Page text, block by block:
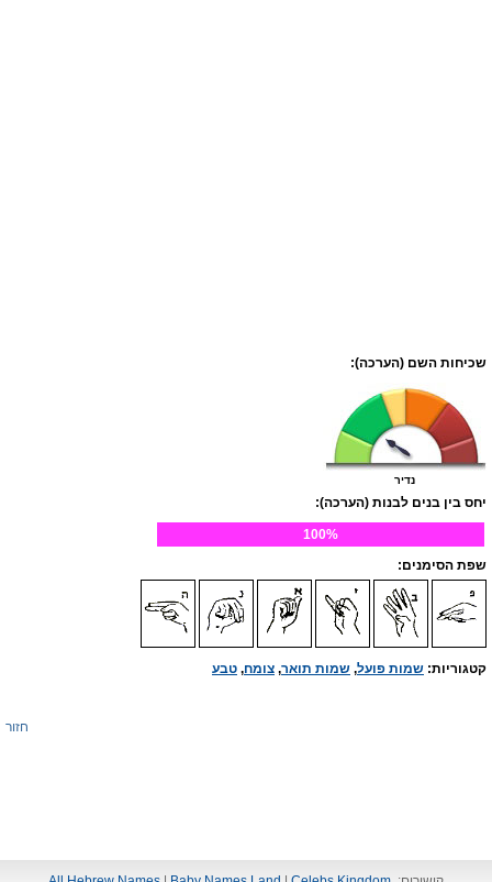
שכיחות השם (הערכה):
נדיר
יחס בין בנים לבנות (הערכה):
100%
שפת הסימנים:
קטגוריות: שמות פועל, שמות תואר, צומח, טבע
חזור